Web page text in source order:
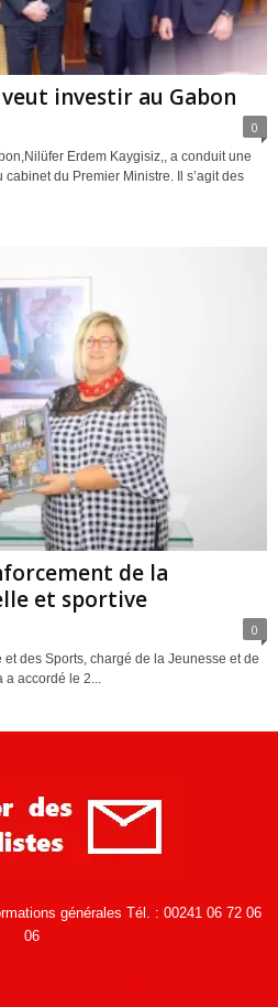
investir au Gabon
0
Erdem Kaygisiz,, a conduit une
du Premier Ministre. Il s’agit des
de la
et sportive
0
des Sports, chargé de la Jeunesse et de
a accordé le 2...
générales Tél. : 00241 06 72 06
06